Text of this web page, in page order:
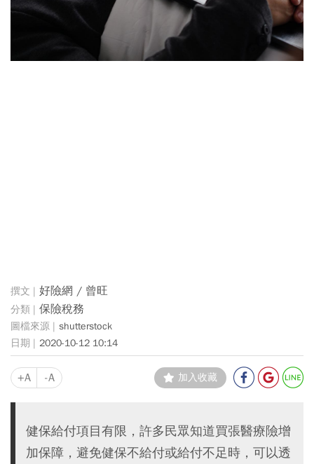
好險網 / 曾旺
保險稅務
shutterstock
2020-10-12 10:14
+A -A 加入收藏
健保給付項目有限，許多民眾知道買張醫療險增
加保障，避免健保不給付或給付不足時，可以透